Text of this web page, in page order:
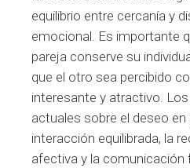
equilibrio entre cercanía y
emocional. Es importante
pareja conserve su
que el otro sea percibido
interesante y atractivo.
actuales sobre el deseo en
interacción equilibrada, la
afectiva y la comunicación